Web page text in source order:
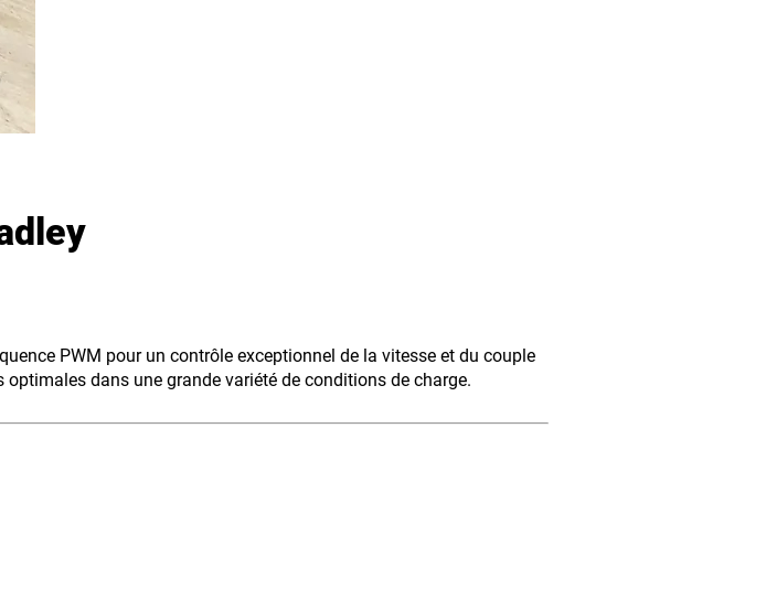
PWM pour un contrôle exceptionnel de la vitesse et du couple
dans une grande variété de conditions de charge.